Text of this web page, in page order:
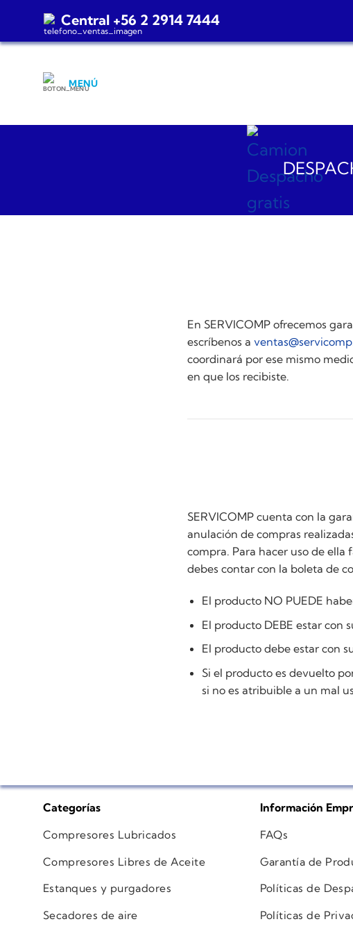
contenido
Central +56 2 2914 7444
MENÚ
En SERVICOMP ofrecemos
escríbenos a
coordinará por ese mismo
en que los recibiste.
SERVICOMP cuenta con la
anulación de compras
compra. Para hacer uso de ella
debes contar con la boleta de
El producto NO PUEDE
El producto DEBE estar con
El producto debe estar con
Si el producto es devuelto
si no es atribuible a un mal
Categorías
Compresores Lubricados
Compresores Libres de Aceite
Estanques y purgadores
Secadores de aire
Información
FAQs
Garantía de
Políticas de
Políticas de